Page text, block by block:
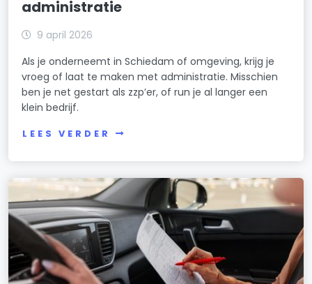
administratie
9 april 2026
Als je onderneemt in Schiedam of omgeving, krijg je
vroeg of laat te maken met administratie. Misschien
ben je net gestart als zzp’er, of run je al langer een
klein bedrijf.
LEES VERDER